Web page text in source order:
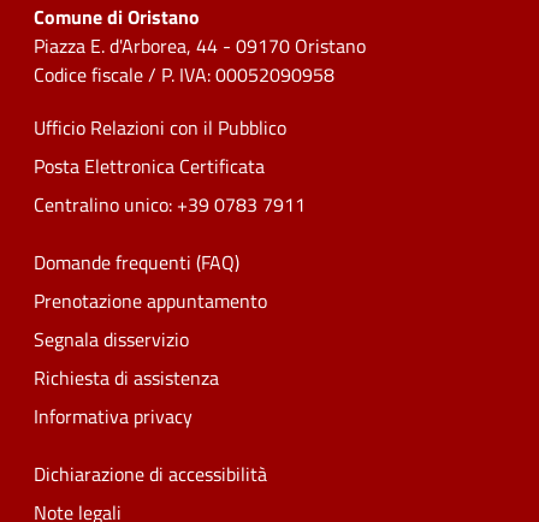
Comune di Oristano
Piazza E. d'Arborea, 44 - 09170 Oristano
Codice fiscale / P. IVA: 00052090958
Ufficio Relazioni con il Pubblico
Posta Elettronica Certificata
Centralino unico: +39 0783 7911
Domande frequenti (FAQ)
Prenotazione appuntamento
Segnala disservizio
Richiesta di assistenza
Informativa privacy
Dichiarazione di accessibilità
Note legali